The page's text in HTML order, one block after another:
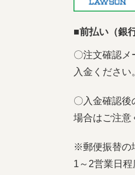
■前払い（銀
〇注文確認メ
入金ください
〇入金確認後
場合はご注意
※郵便振替の
1～2営業日程